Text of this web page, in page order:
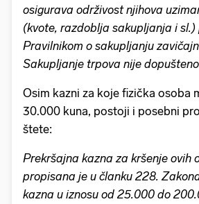
osigurava održivost njihova
(kvote, razdoblja sakupljanja i sl.)
Pravilnikom o sakupljanju
Sakupljanje trpova nije
Osim kazni za koje fizička osoba
30.000 kuna, postoji i posebni
štete:
Prekršajna kazna za kršenje ovih
propisana je u članku 228.
kazna u iznosu od 25.000 do